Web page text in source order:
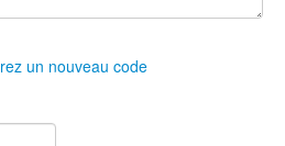
un nouveau code